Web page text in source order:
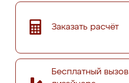
Заказать расчёт
Бесплатный вызов